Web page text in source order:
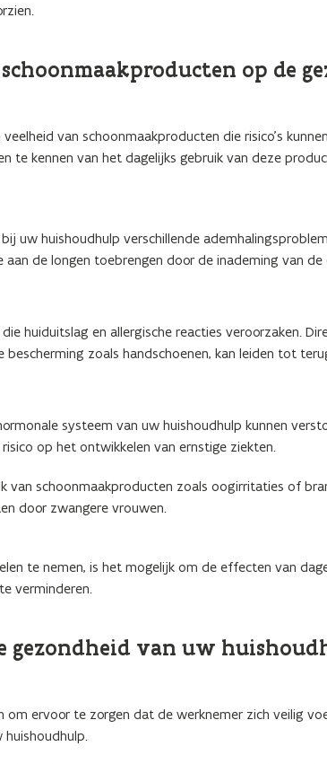
op de
van schoonmaakproducten die risico’s
te kennen van het dagelijks gebruik van deze
uw huishoudhulp verschillende
de longen toebrengen door de inademing van
huiduitslag en allergische reacties veroorzaken.
zoals handschoenen, kan leiden tot
systeem van uw huishoudhulp kunnen
op het ontwikkelen van ernstige ziekten.
van schoonmaakproducten zoals oogirritaties of
door zwangere vrouwen.
te nemen, is het mogelijk om de effecten van
verminderen.
gezondheid van uw
ervoor te zorgen dat de werknemer zich veilig
huishoudhulp.